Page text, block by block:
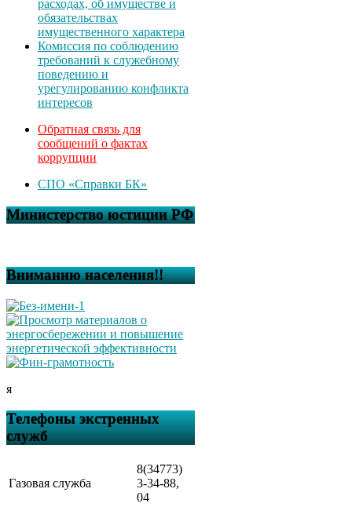
расходах, об имуществе и
обязательствах
имущественного характера
Комиссия по соблюдению
требований к служебному
поведению и
урегулированию конфликта
интересов
Обратная связь для
сообщений о фактах
коррупции
СПО «Справки БК»
Министерство юстиции РФ
Вниманию населения!!
я
Телефоны экстренных
служб
Газовая служба
8(34773)
3-34-88,
04